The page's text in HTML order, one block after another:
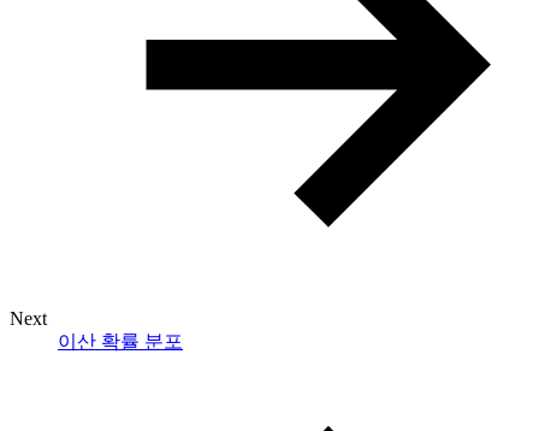
Next
이산 확률 분포